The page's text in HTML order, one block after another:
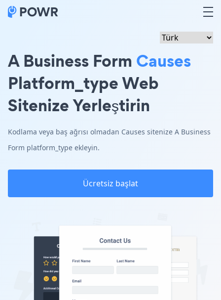
A Business Form Causes
Platform_type Web
Sitenize Yerleştirin
Kodlama veya baş ağrısı olmadan Causes sitenize A Business
Form platform_type ekleyin.
Ücretsiz başlat